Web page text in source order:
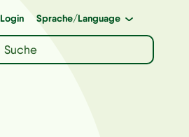
Login Sprache/Language